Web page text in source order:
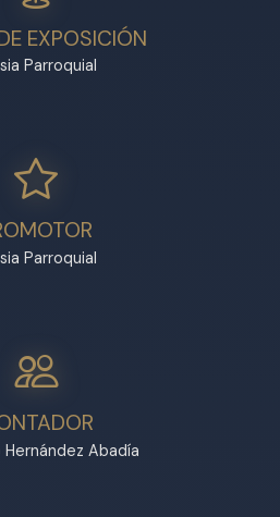
EXPOSICIÓN
Parroquial
Parroquial
Hernández Abadía